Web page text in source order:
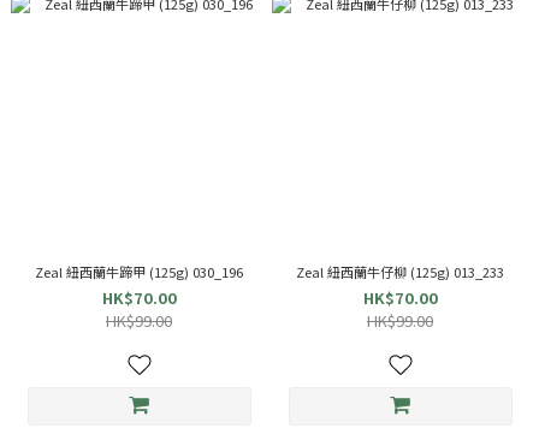
Zeal 紐西蘭牛蹄甲 (125g) 030_196
HK$70.00
HK$99.00
Zeal 紐西蘭牛仔柳 (125g) 013_233
HK$70.00
HK$99.00